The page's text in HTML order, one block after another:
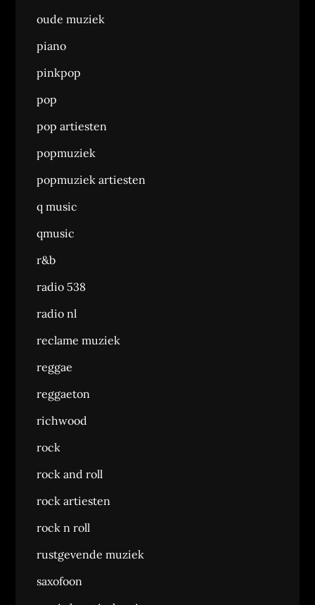
oude muziek
piano
pinkpop
pop
pop artiesten
popmuziek
popmuziek artiesten
q music
qmusic
r&b
radio 538
radio nl
reclame muziek
reggae
reggaeton
richwood
rock
rock and roll
rock artiesten
rock n roll
rustgevende muziek
saxofoon